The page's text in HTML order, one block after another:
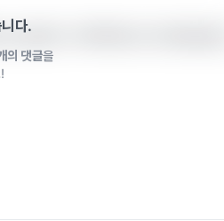
걸까요? 저희쪽에서도 확인해보겠습
다.
의 댓글을